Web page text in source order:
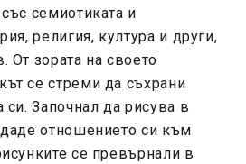
семиотиката и
религия, култура и други,
От зората на своето
се стреми да съхрани
си. Започнал да рисува в
отношението си към
се превърнали в